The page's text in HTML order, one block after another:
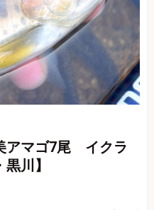
アマゴ7尾 イクラ
川】